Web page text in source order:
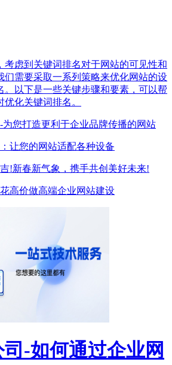
考虑到关键词排名对于网站的可见性和
们需要采取一系列策略来优化网站的设
。以下是一些关键步骤和要素，可以帮
化关键词排名。
为您打造更利于企业品牌传播的网站
让您的网站适配各种设备
!新春新气象，携手共创美好未来!
高价做高端企业网站建设
-如何通过企业网